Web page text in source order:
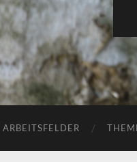
ARBEITSFELDER